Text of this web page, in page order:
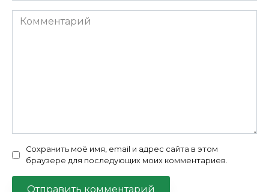
Комментарий
Сохранить моё имя, email и адрес сайта в этом
браузере для последующих моих комментариев.